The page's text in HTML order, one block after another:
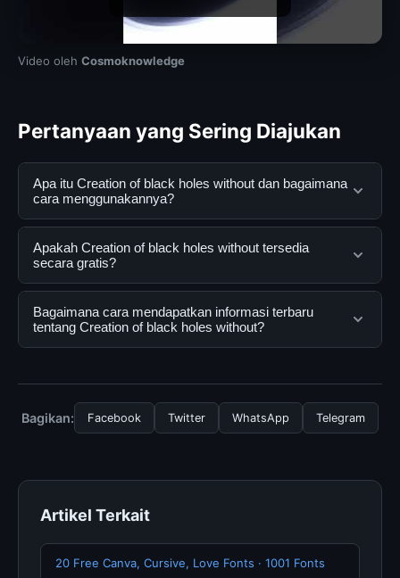
Video oleh Cosmoknowledge
Pertanyaan yang Sering Diajukan
Apa itu Creation of black holes without dan bagaimana
cara menggunakannya?
Creation of black holes without adalah layanan digital
yang dirancang untuk membantu pengguna
mendapatkan informasi lengkap dan terpercaya. Anda
dapat menggunakannya dengan mengunjungi situs
resmi dan mengikuti panduan yang tersedia.
Apakah Creation of black holes without tersedia
secara gratis?
Ya, Creation of black holes without dapat diakses
secara gratis oleh semua pengguna. Tidak ada biaya
tersembunyi atau langganan yang diperlukan untuk
Bagaimana cara mendapatkan informasi terbaru
tentang Creation of black holes without?
halaman resmi kami secara berkala. Kami selalu
memperbarui konten dengan informasi terkini dan
Bagikan: Facebook Twitter WhatsApp Telegram
Artikel Terkait
20 Free Canva, Cursive, Love Fonts · 1001 Fonts